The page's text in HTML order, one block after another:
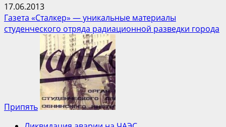
17.06.2013
Газета «Сталкер» — уникальные материалы
студенческого отряда радиационной разведки города
Припять